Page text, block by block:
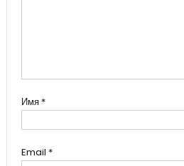
Имя *
Email *